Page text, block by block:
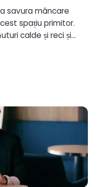
savura mâncare
spațiu primitor.
calde și reci și
preparată direct din
memorabile din